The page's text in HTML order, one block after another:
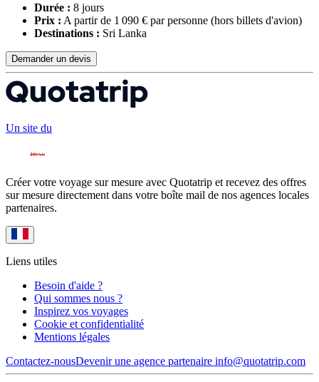
Durée : 8 jours
Prix : A partir de 1 090 € par personne (hors billets d'avion)
Destinations : Sri Lanka
Demander un devis
Un site du
Créer votre voyage sur mesure avec Quotatrip et recevez des offres
sur mesure directement dans votre boîte mail de nos agences locales
partenaires.
Liens utiles
Besoin d'aide ?
Qui sommes nous ?
Inspirez vos voyages
Cookie et confidentialité
Mentions légales
Contactez-nousDevenir une agence partenaire info@quotatrip.com